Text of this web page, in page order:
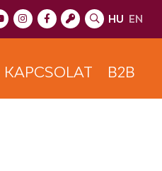
HU EN
KAPCSOLAT B2B